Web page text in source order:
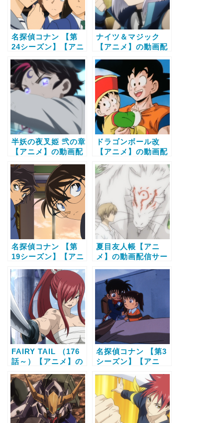
名探偵コナン 【第
24シーズン】【アニ
ビス比較と無料で全
話視聴する方法
ナイツ＆マジック
【アニメ】の動画配
料で全話視聴する方
法
半妖の夜叉姫 弐の章
【アニメ】の動画配
料で全話視聴する方
法
ドラゴンボール改
【アニメ】の動画配
料で全話視聴する方
法
名探偵コナン 【第
19シーズン】【アニ
ビス比較と無料で全
話視聴する方法
夏目友人帳【アニ
メ】の動画配信サー
話視聴する方法
FAIRY TAIL （176
話～）【アニメ】の
較と無料で全話視聴
する方法
名探偵コナン 【第3
シーズン】【アニ
ビス比較と無料で全
話視聴する方法